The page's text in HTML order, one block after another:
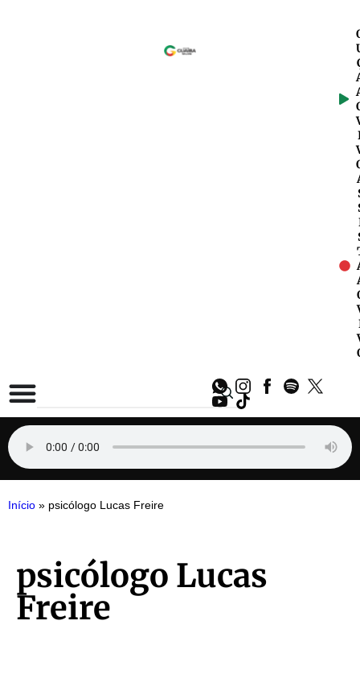
Início » psicólogo Lucas Freire
psicólogo Lucas
Freire